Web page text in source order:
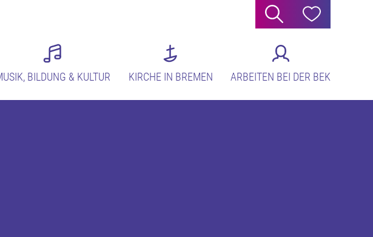
Suche Hilfe
BILDUNG & KULTUR KIRCHE IN BREMEN ARBEITEN BEI DER BEK